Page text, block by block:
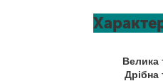
Велика
Дрібна